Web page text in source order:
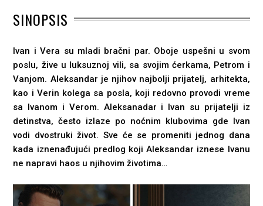
SINOPSIS
Ivan i Vera su mladi bračni par. Oboje uspešni u svom
poslu, žive u luksuznoj vili, sa svojim ćerkama, Petrom i
Vanjom. Aleksandar je njihov najbolji prijatelj, arhitekta,
kao i Verin kolega sa posla, koji redovno provodi vreme
sa Ivanom i Verom. Aleksanadar i Ivan su prijatelji iz
detinstva, često izlaze po noćnim klubovima gde Ivan
vodi dvostruki život. Sve će se promeniti jednog dana
kada iznenađujući predlog koji Aleksandar iznese Ivanu
ne napravi haos u njihovim životima…